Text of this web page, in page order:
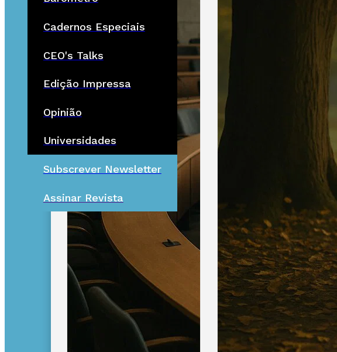
Cadernos Especiais
CEO's Talks
Edição Impressa
Opinião
Universidades
Subscrever Newsletter
Assinar Revista